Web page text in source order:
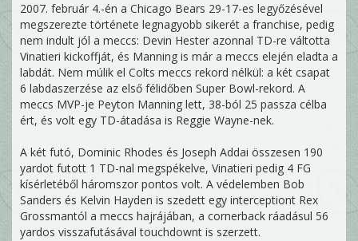
2007. február 4.-én a Chicago Bears 29-17-es legyőzésével
megszerezte története legnagyobb sikerét a franchise, pedig
nem indult jól a meccs: Devin Hester azonnal TD-re váltotta
Vinatieri kickoffját, és Manning is már a meccs elején eladta a
labdát. Nem múlik el Colts meccs rekord nélkül: a két csapat
6 labdaszerzése az első félidőben Super Bowl-rekord. A
meccs MVP-je Peyton Manning lett, 38-ból 25 passza célba
ért, és volt egy TD-átadása is Reggie Wayne-nek.
A két futó, Dominic Rhodes és Joseph Addai összesen 190
yardot futott 1 TD-nal megspékelve, Vinatieri pedig 4 FG
kísérletéből háromszor pontos volt. A védelemben Bob
Sanders és Kelvin Hayden is szedett egy interceptiont Rex
Grossmantól a meccs hajrájában, a cornerback ráadásul 56
yardos visszafutásával touchdownt is szerzett.